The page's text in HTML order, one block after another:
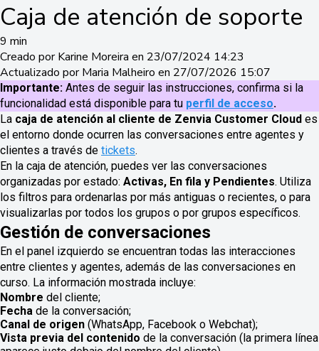
Caja de atención de soporte
9 min
Creado por Karine Moreira en 23/07/2024 14:23
Actualizado por Maria Malheiro en 27/07/2026 15:07
Importante: Antes de seguir las instrucciones, confirma si la
funcionalidad está disponible para tu perfil de acceso.
La caja de atención al cliente de Zenvia Customer Cloud es
el entorno donde ocurren las conversaciones entre agentes y
clientes a través de tickets.
En la caja de atención, puedes ver las conversaciones
organizadas por estado: Activas, En fila y Pendientes. Utiliza
los filtros para ordenarlas por más antiguas o recientes, o para
visualizarlas por todos los grupos o por grupos específicos.
Gestión de conversaciones
En el panel izquierdo se encuentran todas las interacciones
entre clientes y agentes, además de las conversaciones en
curso. La información mostrada incluye:
Nombre del cliente;
Fecha de la conversación;
Canal de origen (WhatsApp, Facebook o Webchat);
Vista previa del contenido de la conversación (la primera línea